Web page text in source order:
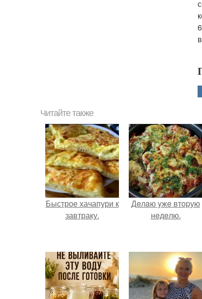
Читайте также
Быстрое хачапури к
завтраку.
Дeлaю yжe втopую
нeдeлю.